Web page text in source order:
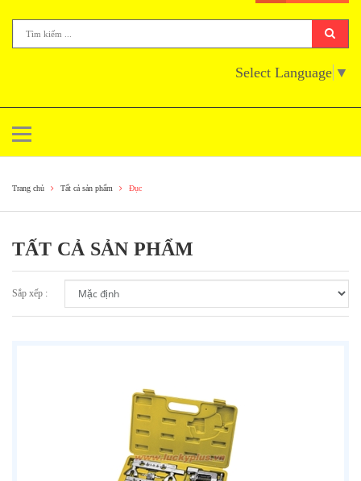
Select Language ▼
Trang chủ Tất cả sản phẩm Đục
TẤT CẢ SẢN PHẨM
Sắp xếp :